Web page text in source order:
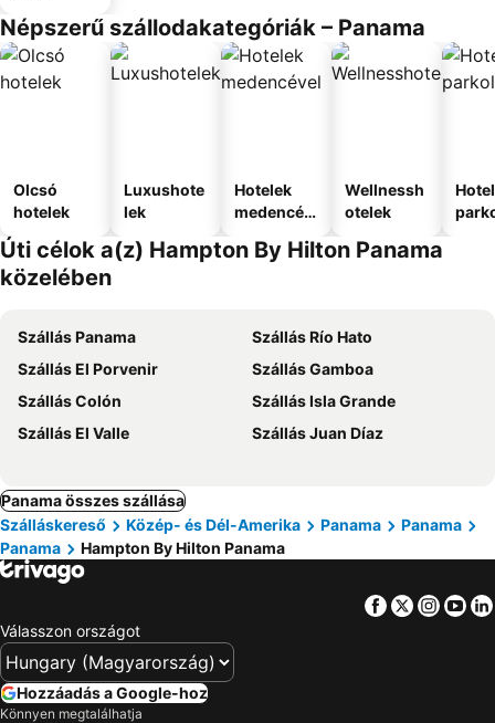
Népszerű szállodakategóriák – Panama
Olcsó
hotelek
Luxushote
lek
Hotelek
medencév
Wellnessh
otelek
Úti célok a(z) Hampton By Hilton Panama
közelében
Szállás Panama
Szállás Río Hato
Szállás El Porvenir
Szállás Gamboa
Szállás Colón
Szállás Isla Grande
Szállás El Valle
Szállás Juan Díaz
Panama összes szállása
Szálláskereső
Közép- és Dél-Amerika Panama
Panama
Panama
Hampton By Hilton Panama
Facebook
Twitter
Válasszon országot
Hozzáadás a Google-hoz
Könnyen megtalálhatja